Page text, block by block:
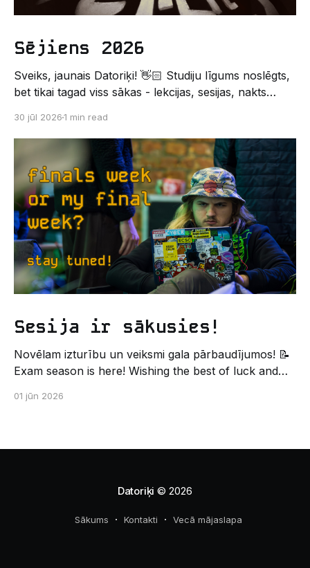
Sējiens 2026
Sveiks, jaunais Datoriķi! 👋🏻 Studiju līgums noslēgts,
bet tikai tagad viss sākas - lekcijas, sesijas, nakts
Un kas gan būtu labāks veids, kā iepazīt savu jauno
dzīvi LU EZTF datoriķu vidē, par došanos uz
leģendāro “Sējienu”? 🐱 Šī pirmsaristoteļa nometne
palīdzēs tev iegūt pirmos draugus, ieskatu studenta
30 jūl 20261 min read
Sesija ir sākusies!
Novēlam izturību un veiksmi gala pārbaudījumos! 📝
Exam season is here! Wishing the best of luck and
pašpārvaldes komunikācijas virziens
01 jūn 2026
Datoriķi © 2026
Sākums Kontakti Vecā mājaslapa